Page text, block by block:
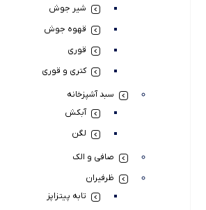
شیر جوش
قهوه جوش
قوری
کتری و قوری
سبد آشپزخانه
آبکش
لگن
صافی و الک
ظرفیران
تابه پیتزاپز